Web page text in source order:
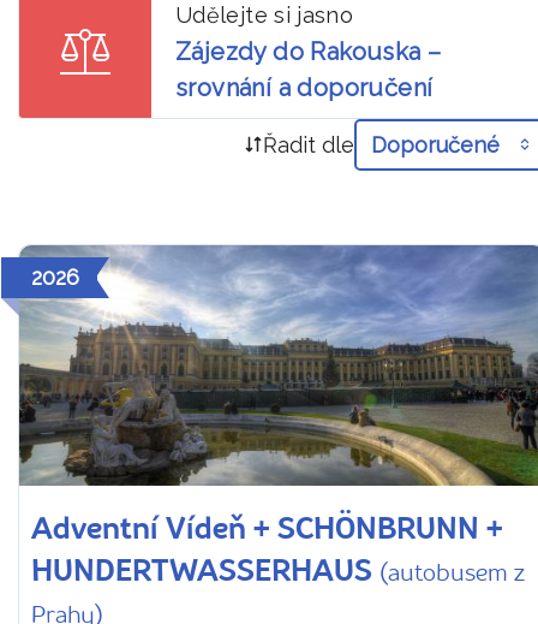
Udělejte si jasno
Zájezdy do Rakouska –
srovnání a doporučení
Řadit dle Doporučené
2026
Adventní Vídeň + SCHÖNBRUNN +
HUNDERTWASSERHAUS (autobusem z
Prahy)